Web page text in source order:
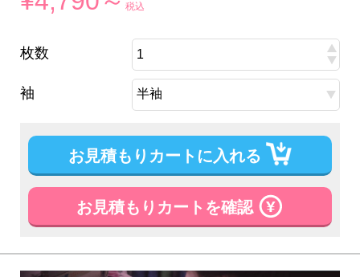
税込
枚数
袖
お見積もりカートに入れる
お見積もりカートを確認